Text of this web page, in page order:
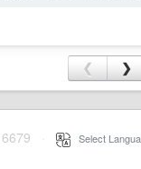
❮ ❯
Select